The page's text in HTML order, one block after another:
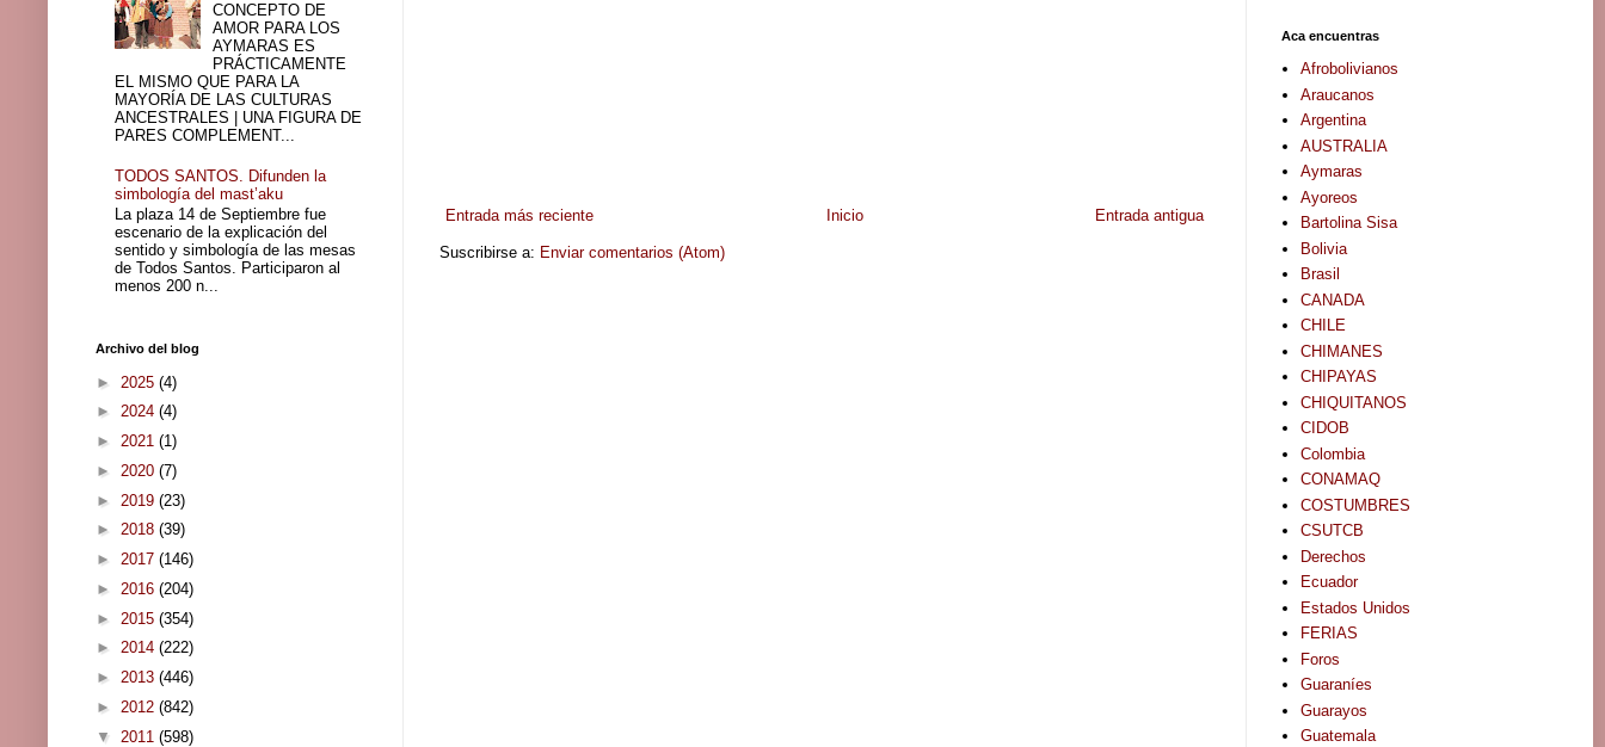
Entrada más reciente Entrada antigua
Inicio
Suscribirse a: Enviar comentarios (Atom)
CONCEPTO DE
AMOR PARA LOS
AYMARAS ES
PRÁCTICAMENTE
EL MISMO QUE PARA LA
MAYORÍA DE LAS CULTURAS
ANCESTRALES | UNA FIGURA DE
PARES COMPLEMENT...
TODOS SANTOS. Difunden la
simbología del mast’aku
La plaza 14 de Septiembre fue
escenario de la explicación del
sentido y simbología de las mesas
de Todos Santos. Participaron al
menos 200 n...
Archivo del blog
► 2025 (4)
► 2024 (4)
► 2021 (1)
► 2020 (7)
► 2019 (23)
► 2018 (39)
► 2017 (146)
► 2016 (204)
► 2015 (354)
► 2014 (222)
► 2013 (446)
► 2012 (842)
▼ 2011 (598)
Aca encuentras
Afrobolivianos
Araucanos
Argentina
AUSTRALIA
Aymaras
Ayoreos
Bartolina Sisa
Bolivia
Brasil
CANADA
CHILE
CHIMANES
CHIPAYAS
CHIQUITANOS
CIDOB
Colombia
CONAMAQ
COSTUMBRES
CSUTCB
Derechos
Ecuador
Estados Unidos
FERIAS
Foros
Guaraníes
Guarayos
Guatemala